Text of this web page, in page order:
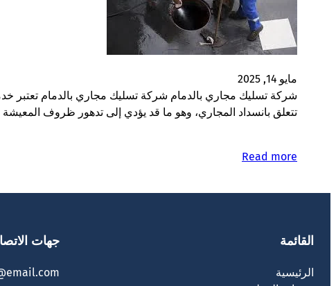
مايو 14, 2025
شركة تسليك مجاري بالدمام شركة تسليك مجاري بالدمام تعتبر
تتعلق بانسداد المجاري، وهو ما قد يؤدي إلى تدهور ظروف
Read more
القائمة
الرئيسية
جهات